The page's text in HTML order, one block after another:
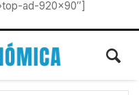
ad-920×90″]